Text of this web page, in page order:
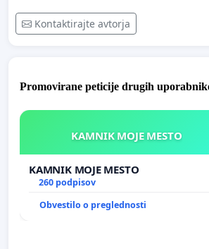
Kontaktirajte avtorja
Promovirane peticije drugih
KAMNIK MOJE MESTO
KAMNIK MOJE MESTO
260 podpisov
Obvestilo o preglednosti